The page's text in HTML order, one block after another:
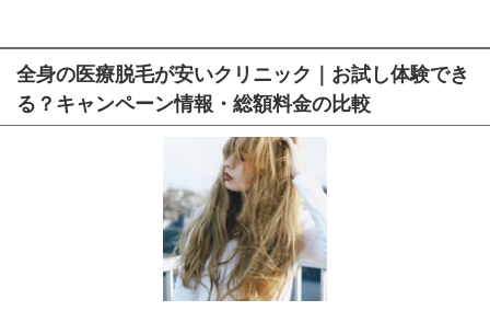
全身の医療脱毛が安いクリニック｜お試し体験でき
る？キャンペーン情報・総額料金の比較